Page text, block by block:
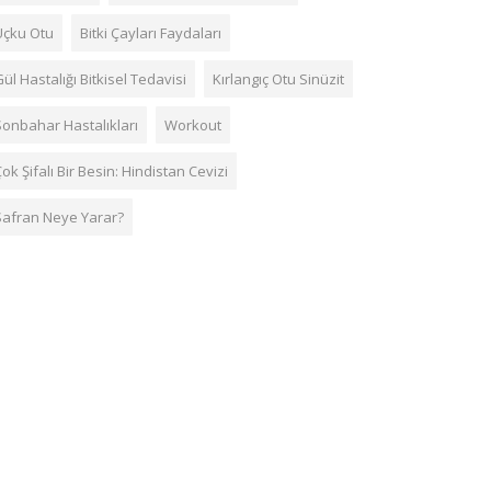
Otu Bitki Çayları Faydaları
Hastalığı Bitkisel Tedavisi Kırlangıç Otu Sinüzit
Hastalıkları Workout
Şifalı Bir Besin: Hindistan Cevizi
Neye Yarar?